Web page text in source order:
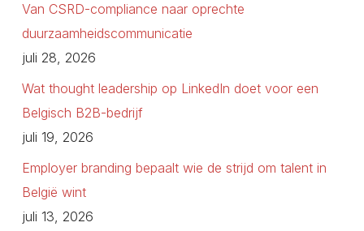
Van CSRD-compliance naar oprechte
duurzaamheidscommunicatie
juli 28, 2026
Wat thought leadership op LinkedIn doet voor een
Belgisch B2B-bedrijf
juli 19, 2026
Employer branding bepaalt wie de strijd om talent in
België wint
juli 13, 2026